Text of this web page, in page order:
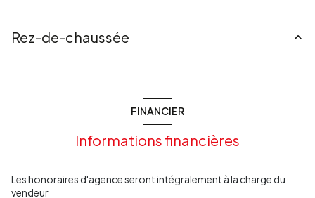
Rez-de-chaussée
salle d'eau
8.36 m²
FINANCIER
Informations financières
Les honoraires d'agence seront intégralement à la charge du
vendeur